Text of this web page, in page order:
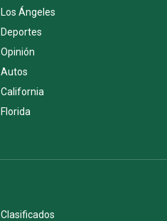
Los Ángeles
Deportes
Opinión
Autos
California
Florida
Clasificados